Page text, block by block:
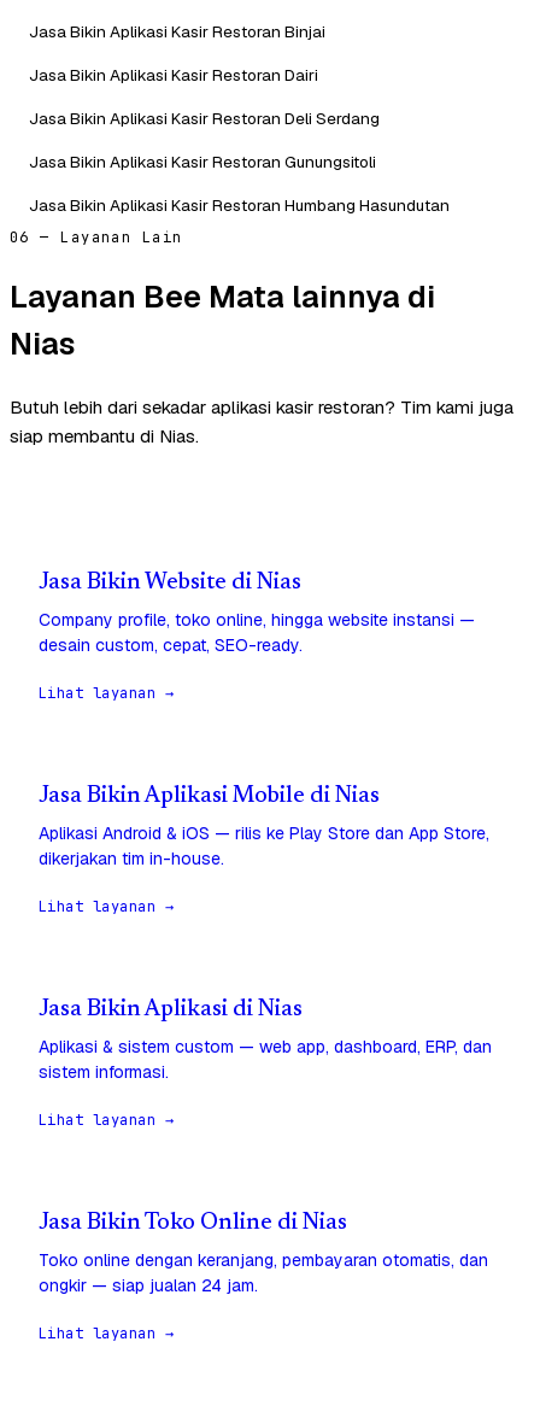
Jasa Bikin Aplikasi Kasir Restoran Binjai
Jasa Bikin Aplikasi Kasir Restoran Dairi
Jasa Bikin Aplikasi Kasir Restoran Deli Serdang
Jasa Bikin Aplikasi Kasir Restoran Gunungsitoli
Jasa Bikin Aplikasi Kasir Restoran Humbang Hasundutan
06 — Layanan Lain
Layanan Bee Mata lainnya di
Nias
Butuh lebih dari sekadar aplikasi kasir restoran? Tim kami juga
siap membantu di Nias.
Jasa Bikin Website di Nias
Company profile, toko online, hingga website instansi —
desain custom, cepat, SEO-ready.
Lihat layanan →
Jasa Bikin Aplikasi Mobile di Nias
Aplikasi Android & iOS — rilis ke Play Store dan App Store,
dikerjakan tim in-house.
Lihat layanan →
Jasa Bikin Aplikasi di Nias
Aplikasi & sistem custom — web app, dashboard, ERP, dan
sistem informasi.
Lihat layanan →
Jasa Bikin Toko Online di Nias
Toko online dengan keranjang, pembayaran otomatis, dan
ongkir — siap jualan 24 jam.
Lihat layanan →